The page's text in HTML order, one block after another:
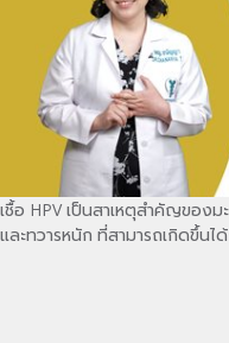
เชื้อ HPV เป็นสาเหตุสำคัญของ
และทวารหนัก ที่สามารถเกิดขึ้น